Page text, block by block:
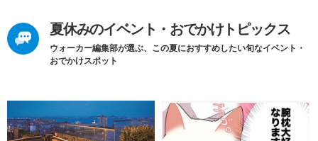
夏休みのイベント・おでかけトピックス
ウォーカー編集部が選ぶ、この夏におすすめしたい旬なイベント・
おでかけスポット